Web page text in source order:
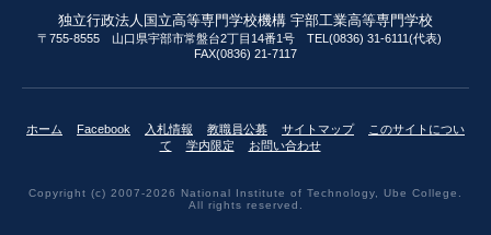
独立行政法人国立高等専門学校機構 宇部工業高等専門学校
〒755-8555 山口県宇部市常盤台2丁目14番1号 TEL(0836) 31-6111(代表)
FAX(0836) 21-7117
ホーム Facebook 入札情報 教職員公募 サイトマップ
このサイトについ
て
学内限定 お問い合わせ
Copyright (c) 2007-2026 National Institute of Technology, Ube College.
All rights reserved.